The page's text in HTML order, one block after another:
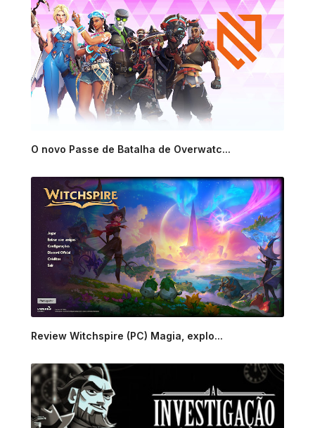
O novo Passe de Batalha de Overwatc...
Review Witchspire (PC) Magia, explo...